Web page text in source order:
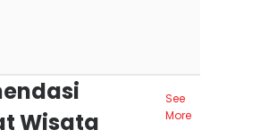
Wisata
See
More